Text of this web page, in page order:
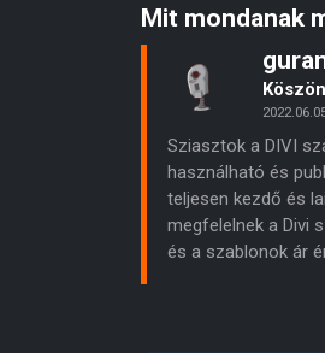
Mit mondanak
Sziasztok a DIVI
használható és
teljesen kezdő és
megfelelnek a Divi
és a szablonok ár